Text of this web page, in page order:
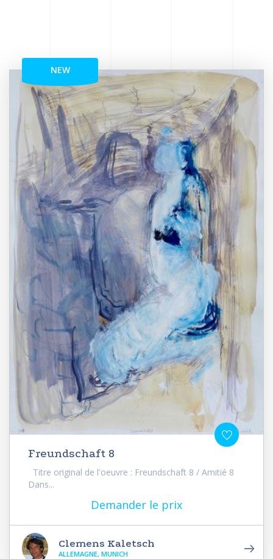
NEW
Freundschaft 8
Titre original de l'oeuvre : Freundschaft 8 / Amitié 8
Dans...
Demander le prix
Clemens Kaletsch
ALLEMAGNE, MUNICH